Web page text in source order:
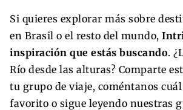
Si quieres explorar más sobre
en Brasil o el resto del mundo,
inspiración que estás buscando.
Río desde las alturas? Comparte
tu grupo de viaje, coméntanos
favorito o sigue leyendo nuestras